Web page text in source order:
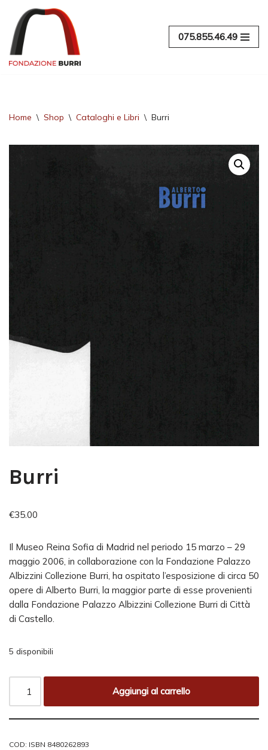
Vai
al
contenuto
075.855.46.49
Home \ Shop \ Cataloghi e Libri \ Burri
Burri
€35.00
Il Museo Reina Sofia di Madrid nel periodo 15 marzo – 29
maggio 2006, in collaborazione con la Fondazione Palazzo
Albizzini Collezione Burri, ha ospitato l’esposizione di circa 50
opere di Alberto Burri, la maggior parte di esse provenienti
dalla Fondazione Palazzo Albizzini Collezione Burri di Città
di Castello.
5 disponibili
Aggiungi al carrello
COD: ISBN 8480262893